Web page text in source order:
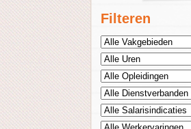
Filteren